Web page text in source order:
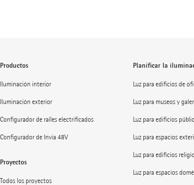
Productos
Iluminación interior
Iluminación exterior
Configurador de raíles electrificados
Configurador de Invia 48V
Proyectos
Todos los proyectos
Planificar la
Luz para edificios de
Luz para museos y
Luz para edificios
Luz para espacios
Luz para edificios
Luz para espacios